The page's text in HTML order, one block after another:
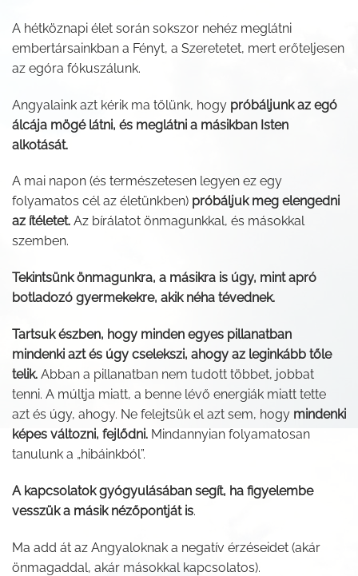
A hétköznapi élet során sokszor nehéz meglátni
embertársainkban a Fényt, a Szeretetet, mert erőteljesen
az egóra fókuszálunk.
Angyalaink azt kérik ma tőlünk, hogy próbáljunk az egó
álcája mögé látni, és meglátni a másikban Isten
alkotását.
A mai napon (és természetesen legyen ez egy
folyamatos cél az életünkben) próbáljuk meg elengedni
az ítéletet. Az bírálatot önmagunkkal, és másokkal
szemben.
Tekintsünk önmagunkra, a másikra is úgy, mint apró
botladozó gyermekekre, akik néha tévednek.
Tartsuk észben, hogy minden egyes pillanatban
mindenki azt és úgy cselekszi, ahogy az leginkább tőle
telik. Abban a pillanatban nem tudott többet, jobbat
tenni. A múltja miatt, a benne lévő energiák miatt tette
azt és úgy, ahogy. Ne felejtsük el azt sem, hogy mindenki
képes változni, fejlődni. Mindannyian folyamatosan
tanulunk a „hibáinkból”.
A kapcsolatok gyógyulásában segít, ha figyelembe
vesszük a másik nézőpontját is.
Ma add át az Angyaloknak a negatív érzéseidet (akár
önmagaddal, akár másokkal kapcsolatos).